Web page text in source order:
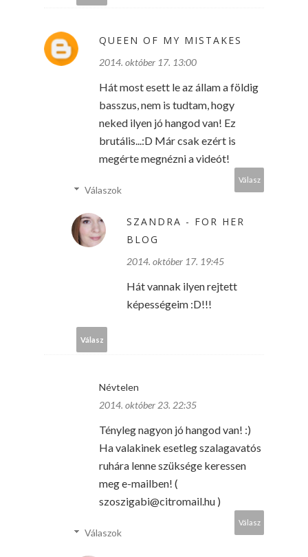
QUEEN OF MY MISTAKES
2014. október 17. 13:00
Hát most esett le az állam a földig
basszus, nem is tudtam, hogy
neked ilyen jó hangod van! Ez
brutális...:D Már csak ezért is
megérte megnézni a videót!
Válasz
Válaszok
SZANDRA - FOR HER
BLOG
2014. október 17. 19:45
Hát vannak ilyen rejtett
képességeim :D!!!
Válasz
Névtelen
2014. október 23. 22:35
Tényleg nagyon jó hangod van! :)
Ha valakinek esetleg szalagavatós
ruhára lenne szüksége keressen
meg e-mailben! (
szoszigabi@citromail.hu )
Válasz
Válaszok